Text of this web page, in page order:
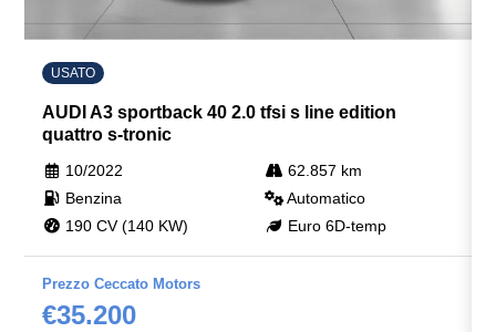
USATO
AUDI A3 sportback 40 2.0 tfsi s line edition
quattro s-tronic
10/2022
62.857 km
Benzina
Automatico
190 CV (140 KW)
Euro 6D-temp
Prezzo Ceccato Motors
€35.200